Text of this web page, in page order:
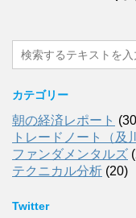
カテゴリー
朝の経済レポート
トレードノート（及
ファンダメンタルズ
テクニカル分析 (20)
Twitter